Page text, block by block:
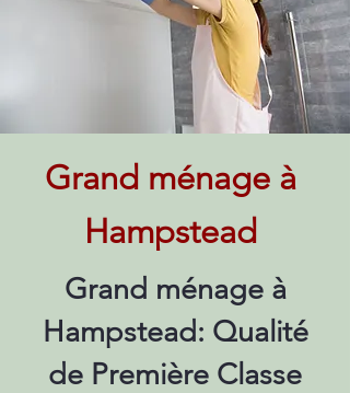
Grand ménage à
Hampstead
Grand ménage à
Hampstead: Qualité
de Première Classe